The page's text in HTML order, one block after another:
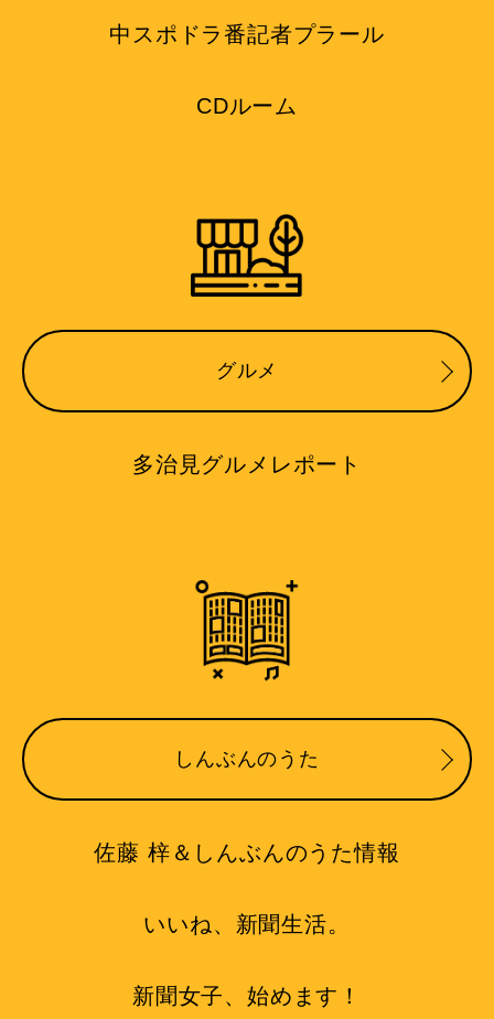
中スポドラ番記者プラール
CDルーム
グルメ
多治見グルメレポート
しんぶんのうた
佐藤 梓＆しんぶんのうた情報
いいね、新聞生活。
新聞女子、始めます！